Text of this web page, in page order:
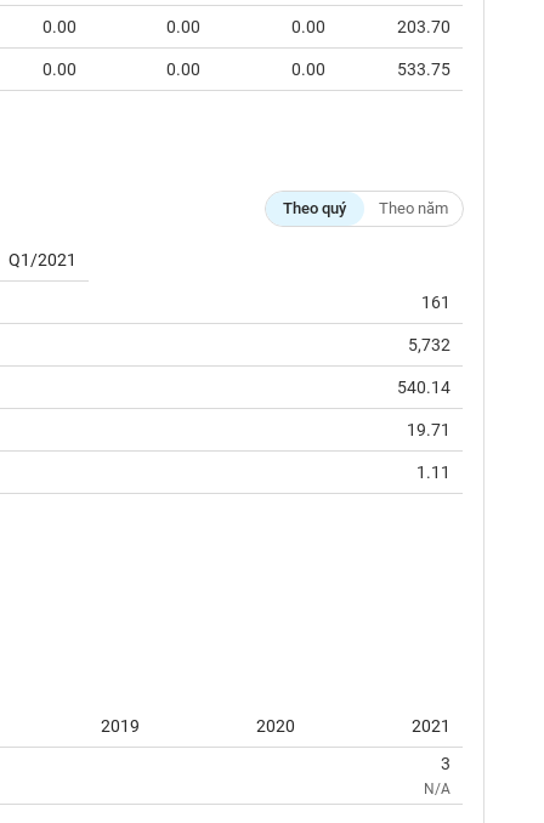
0.00 0.00 0.00 203.70
0.00 0.00 0.00 533.75
Theo quý Theo năm
Q1/2021
161
5,732
540.14
19.71
1.11
2019 2020
2021
3
N/A